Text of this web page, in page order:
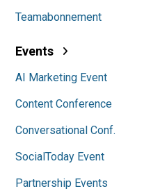
Teamabonnement
Events
AI Marketing Event
Content Conference
Conversational Conf.
SocialToday Event
Partnership Events